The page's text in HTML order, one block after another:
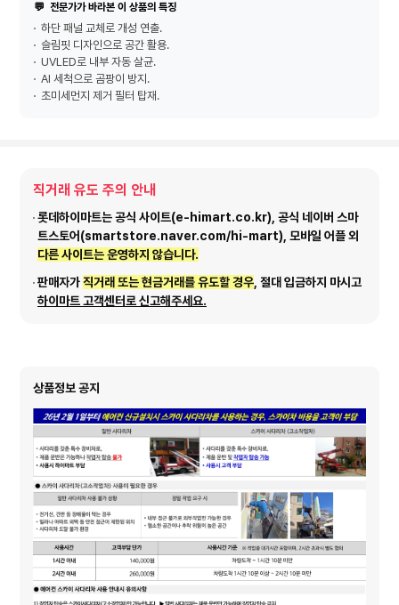
💬 전문가가 바라본 이 상품의 특징
하단 패널 교체로 개성 연출.
슬림핏 디자인으로 공간 활용.
UVLED로 내부 자동 살균.
AI 세척으로 곰팡이 방지.
초미세먼지 제거 필터 탑재.
직거래 유도 주의 안내
롯데하이마트는 공식 사이트(e-himart.co.kr), 공식 네이버 스마
트스토어(smartstore.naver.com/hi-mart), 모바일 어플 외
다른 사이트는 운영하지 않습니다.
판매자가직거래 또는 현금거래를 유도할 경우, 절대 입금하지 마시고
하이마트 고객센터로 신고해주세요.
상품정보 공지